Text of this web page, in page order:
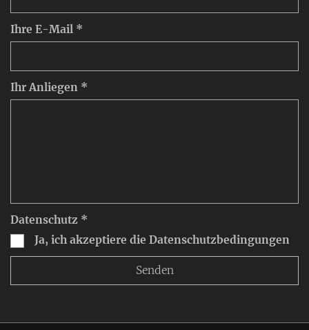
Ihre E-Mail *
Ihr Anliegen *
Datenschutz *
Ja, ich akzeptiere die Datenschutzbedingungen